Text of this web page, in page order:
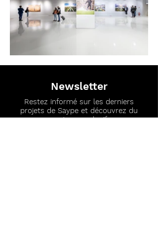
Newsletter
Restez informé sur les derniers
projets de Saype et découvrez du
contenu exclusif.